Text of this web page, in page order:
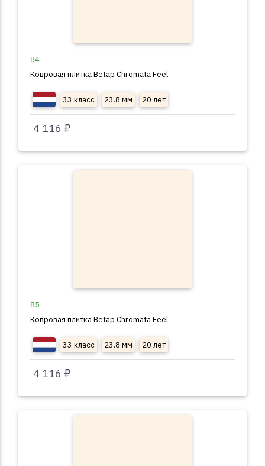
84
Ковровая плитка Betap Chromata Feel
33 класс 23.8 мм 20 лет
4 116 ₽
85
Ковровая плитка Betap Chromata Feel
33 класс 23.8 мм 20 лет
4 116 ₽